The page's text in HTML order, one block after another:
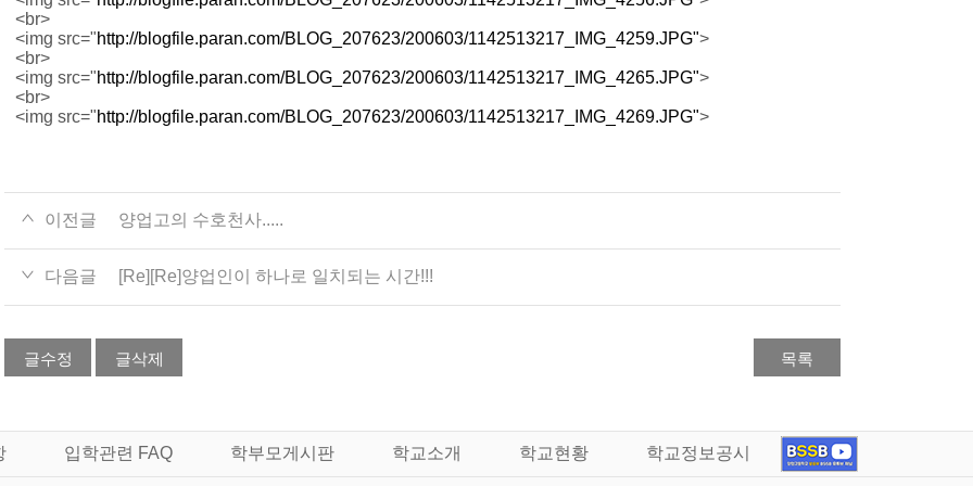
<br>
<img src="http://blogfile.paran.com/BLOG_207623/200603/1142513217_IMG_4259.JPG">
<br>
<img src="http://blogfile.paran.com/BLOG_207623/200603/1142513217_IMG_4265.JPG">
<br>
<img src="http://blogfile.paran.com/BLOG_207623/200603/1142513217_IMG_4269.JPG">
이전글 양업고의 수호천사.....
다음글 [Re][Re]양업인이 하나로 일치되는 시간!!!
글삭제
글수정 목록
입학관련 FAQ 학부모게시판 학교소개 학교현황 학교정보공시